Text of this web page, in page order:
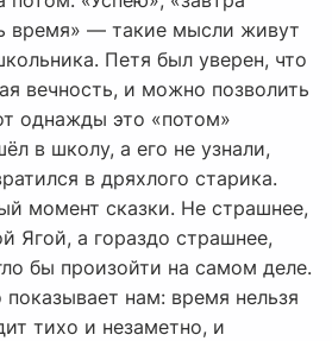
время» — такие мысли живут
Петя был уверен, что
вечность, и можно позволить
однажды это «потом»
в школу, а его не узнали,
в дряхлого старика.
момент сказки. Не страшнее,
Ягой, а гораздо страшнее,
бы произойти на самом деле.
нам: время нельзя
тихо и незаметно, и